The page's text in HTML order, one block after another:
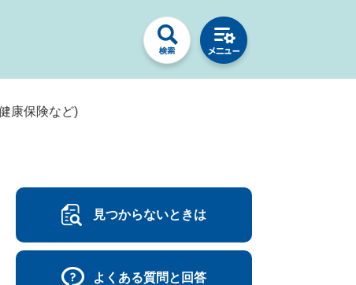
康保険など)
見つからないときは
よくある質問と回答